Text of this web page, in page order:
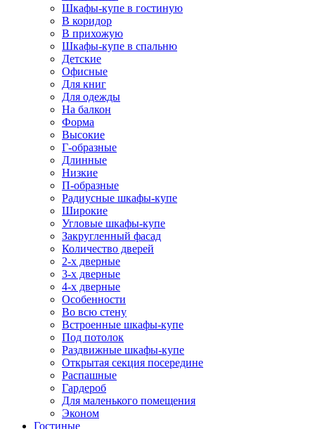
Шкафы-купе в гостиную
В коридор
В прихожую
Шкафы-купе в спальню
Детские
Офисные
Для книг
Для одежды
На балкон
Форма
Высокие
Г-образные
Длинные
Низкие
П-образные
Радиусные шкафы-купе
Широкие
Угловые шкафы-купе
Закругленный фасад
Количество дверей
2-х дверные
3-х дверные
4-х дверные
Особенности
Во всю стену
Встроенные шкафы-купе
Под потолок
Раздвижные шкафы-купе
Открытая секция посередине
Распашные
Гардероб
Для маленького помещения
Эконом
Гостиные